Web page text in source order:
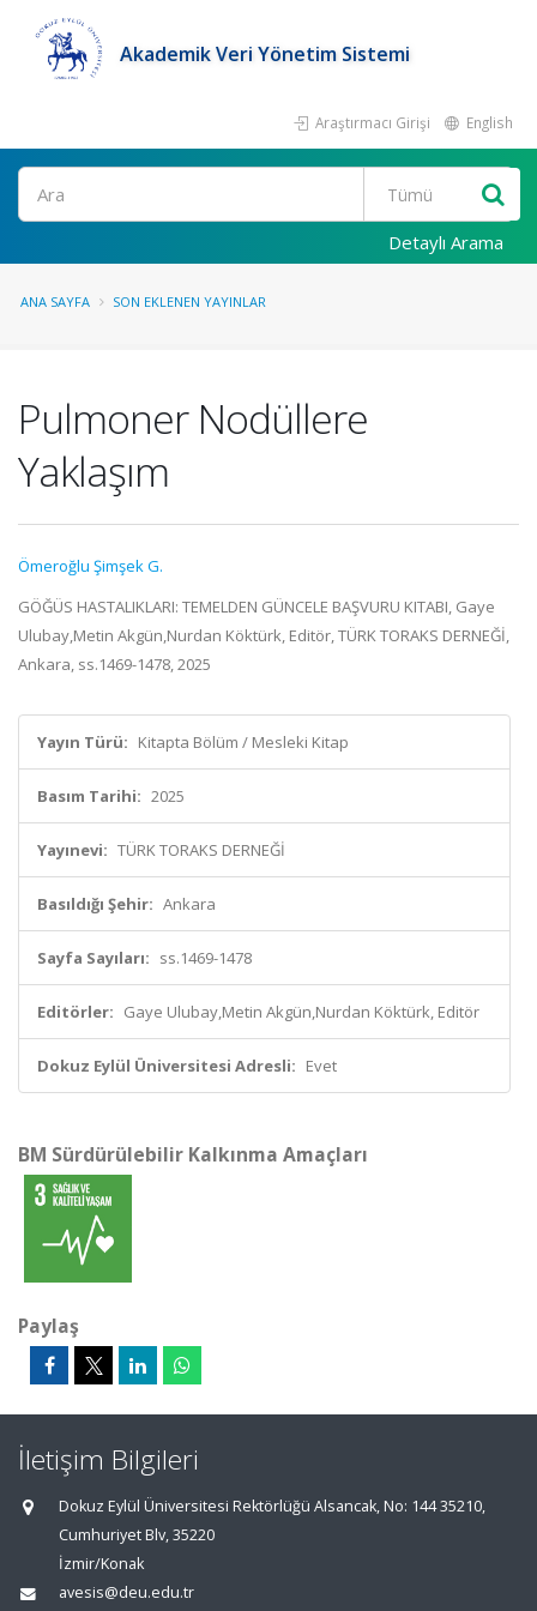
Akademik Veri Yönetim Sistemi
Araştırmacı Girişi English
Ara
Detaylı Arama
ANA SAYFA SON EKLENEN YAYINLAR
Pulmoner Nodüllere
Yaklaşım
Ömeroğlu Şimşek G.
GÖĞÜS HASTALIKLARI: TEMELDEN GÜNCELE BAŞVURU KITABI, Gaye
Ulubay,Metin Akgün,Nurdan Köktürk, Editör, TÜRK TORAKS DERNEĞİ,
Ankara, ss.1469-1478, 2025
Yayın Türü: Kitapta Bölüm / Mesleki Kitap
Basım Tarihi: 2025
Yayınevi: TÜRK TORAKS DERNEĞİ
Basıldığı Şehir: Ankara
Sayfa Sayıları: ss.1469-1478
Editörler: Gaye Ulubay,Metin Akgün,Nurdan Köktürk, Editör
Dokuz Eylül Üniversitesi Adresli: Evet
BM Sürdürülebilir Kalkınma Amaçları
Paylaş
İletişim Bilgileri
Dokuz Eylül Üniversitesi Rektörlüğü Alsancak, No: 144 35210,
Cumhuriyet Blv, 35220
İzmir/Konak
avesis@deu.edu.tr